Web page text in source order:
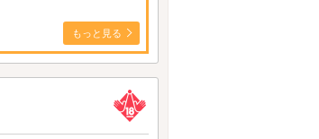
もっと見る